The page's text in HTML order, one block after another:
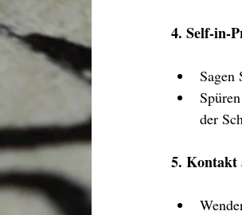
4. Self-in-
Sagen
der
5. Kontakt